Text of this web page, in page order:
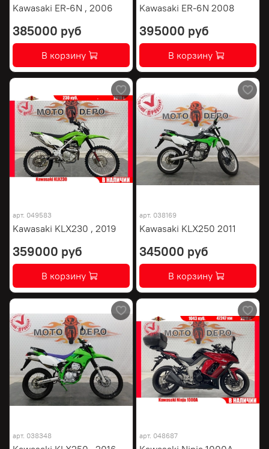
Kawasaki ER-6N , 2006
385000 руб
В корзину
Kawasaki ER-6N 2008
395000 руб
В корзину
арт. 049583
Kawasaki KLX230 , 2019
359000 руб
В корзину
арт. 038169
Kawasaki KLX250 2011
345000 руб
В корзину
арт. 038348 арт. 048687